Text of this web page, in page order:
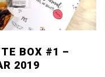
BOX #1 –
2019